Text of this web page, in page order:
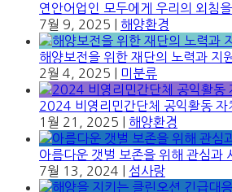
연안어업인 모두에게 우리의 외침
7월 9, 2025
해양환경
해양보전을 위한 재단의 노력과 지원
2월 4, 2025
미분류
2024 비영리민간단체 공익활동 자
1월 21, 2025
해양환경
아름다운 갯벌 보존을 위해 관심과
7월 13, 2024
섬사랑